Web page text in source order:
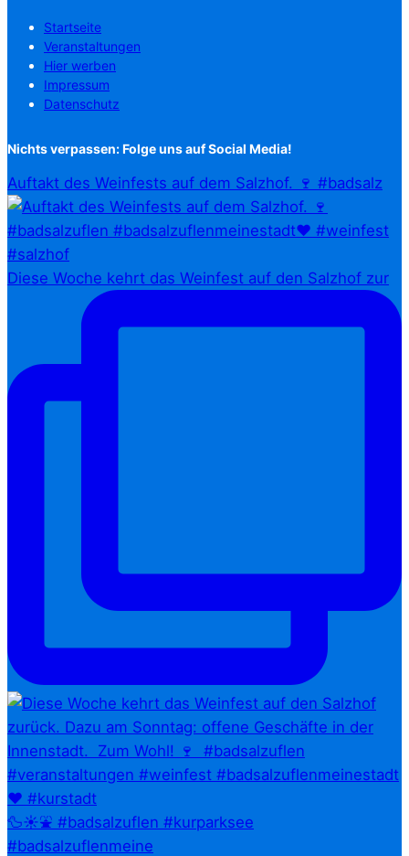
Startseite
Veranstaltungen
Hier werben
Impressum
Datenschutz
Nichts verpassen: Folge uns auf Social Media!
Auftakt des Weinfests auf dem Salzhof. 🍷 #badsalz
Diese Woche kehrt das Weinfest auf den Salzhof zur
🦆☀️⛲ #badsalzuflen #kurparksee
#badsalzuflenmeine